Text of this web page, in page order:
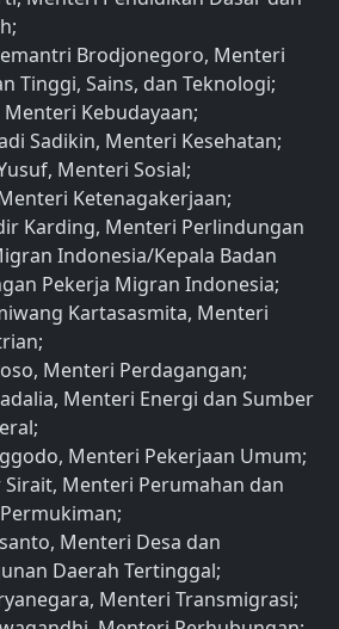
Brodjonegoro, Menteri
Tinggi, Sains, dan Teknologi;
Menteri Kebudayaan;
Sadikin, Menteri Kesehatan;
Menteri Sosial;
Ketenagakerjaan;
Karding, Menteri Perlindungan
Indonesia/Kepala Badan
Pekerja Migran Indonesia;
Kartasasmita, Menteri
Menteri Perdagangan;
Menteri Energi dan Sumber
Menteri Pekerjaan Umum;
Menteri Perumahan dan
Menteri Desa dan
Daerah Tertinggal;
Menteri Transmigrasi;